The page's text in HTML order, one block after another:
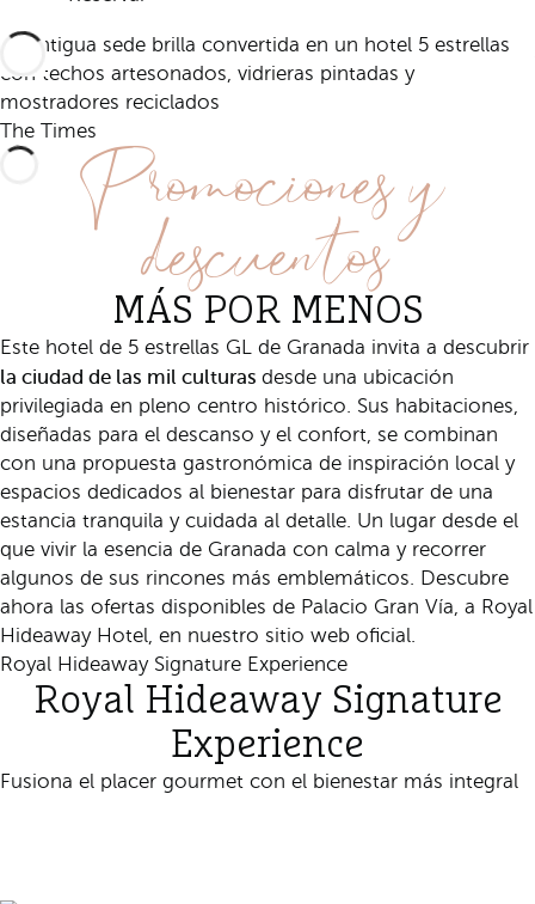
La antigua sede brilla convertida en un hotel 5 estrellas
con techos artesonados, vidrieras pintadas y
mostradores reciclados
The TimesPromociones y
descuentos
MÁS POR MENOS
Este hotel de 5 estrellas GL de Granada invita a descubrir
la ciudad de las mil culturas desde una ubicación
privilegiada en pleno centro histórico. Sus habitaciones,
diseñadas para el descanso y el confort, se combinan
con una propuesta gastronómica de inspiración local y
espacios dedicados al bienestar para disfrutar de una
estancia tranquila y cuidada al detalle. Un lugar desde el
que vivir la esencia de Granada con calma y recorrer
algunos de sus rincones más emblemáticos. Descubre
ahora las ofertas disponibles de Palacio Gran Vía, a Royal
Hideaway Hotel, en nuestro sitio web oficial.
Royal Hideaway Signature Experience
Royal Hideaway Signature
Experience
Fusiona el placer gourmet con el bienestar más integral